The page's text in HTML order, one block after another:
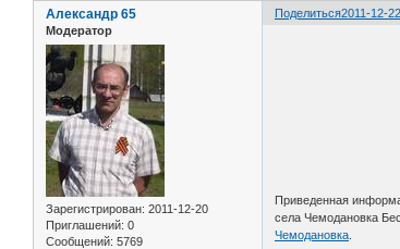
Поделиться2011-12-
Александр 65
Модератор
Зарегистрирован: 2011-12-20
Приглашений: 0
Сообщений: 5769
Приведенная
села Чемодановка
Чемодановка